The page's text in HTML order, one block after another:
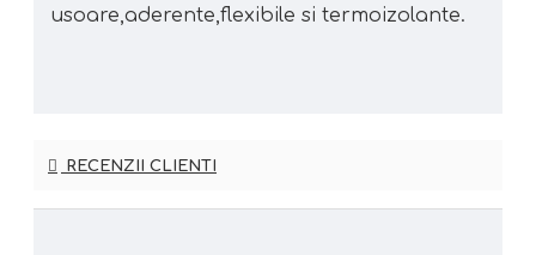
usoare,aderente,flexibile si termoizolante.
RECENZII CLIENTI